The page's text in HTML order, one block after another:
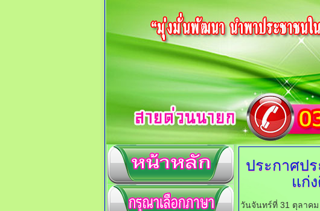
ประกาศป
แก่
วันจันทร์ที่ 31 ตุลาคม